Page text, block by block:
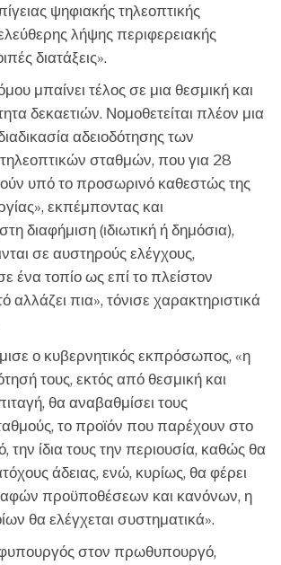
ψηφιακής τηλεοπτικής
λήψης περιφερειακής
διατάξεις».
μπαίνει τέλος σε μια θεσμική και
δεκαετιών. Νομοθετείται πλέον μια
αδειοδότησης των
σταθμών, που για 28
υπό το προσωρινό καθεστώς της
εκπέμποντας και
διαφήμιση (ιδιωτική ή δημόσια),
σε αυστηρούς ελέγχους,
ένα τοπίο ως επί το πλείστον
αλλάζει πια», τόνισε χαρακτηριστικά
ο κυβερνητικός εκπρόσωπος, «η
τους, εκτός από θεσμική και
θα αναβαθμίσει τους
το προϊόν που παρέχουν στο
την ίδια τους την περιουσία, καθώς θα
άδειας, ενώ, κυρίως, θα φέρει
προϋποθέσεων και κανόνων, η
θα ελέγχεται συστηματικά».
στον πρωθυπουργό,